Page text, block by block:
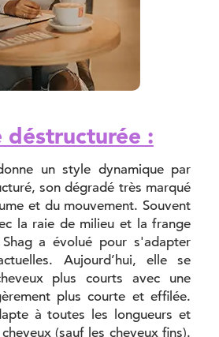
déstructurée :
un style dynamique par
son dégradé très marqué
et du mouvement. Souvent
la raie de milieu et la frange
a évolué pour s'adapter
Aujourd’hui, elle se
plus courts avec une
plus courte et effilée.
à toutes les longueurs et
(sauf les cheveux fins).